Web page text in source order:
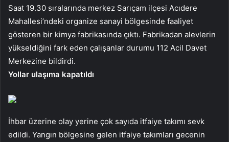
Saat 19.30 sıralarında merkez Sarıçam ilçesi Acıdere
Mahallesi’ndeki organize sanayi bölgesinde faaliyet
gösteren bir kimya fabrikasında çıktı. Fabrikadan alevlerin
yükseldiğini fark eden çalışanlar durumu 112 Acil Davet
Merkezine bildirdi.
Yollar ulaşıma kapatıldı
İhbar üzerine olay yerine çok sayıda itfaiye takımı sevk
edildi. Yangın bölgesine gelen itfaiye takımları gecenin